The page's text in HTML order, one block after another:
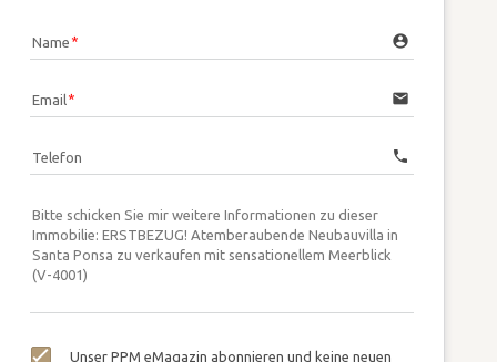
Name account_circle
Email email
Telefon call
Unser PPM eMagazin abonnieren und keine neuen